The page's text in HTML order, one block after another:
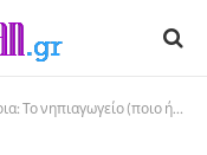
το παιδί-Πως βρέθηκε-Οι εξοργισμένοι γονείς-Η ΕΛΑΣ και η ΕΔΕ!